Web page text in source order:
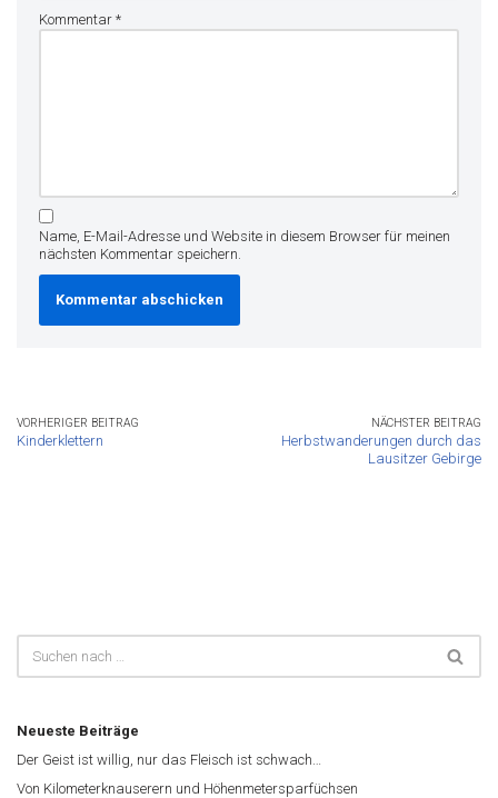
Kommentar *
Name, E-Mail-Adresse und Website in diesem Browser für meinen
nächsten Kommentar speichern.
VORHERIGER BEITRAG
Kinderklettern
NÄCHSTER BEITRAG
Herbstwanderungen durch das
Lausitzer Gebirge
Neueste Beiträge
Der Geist ist willig, nur das Fleisch ist schwach…
Von Kilometerknauserern und Höhenmetersparfüchsen